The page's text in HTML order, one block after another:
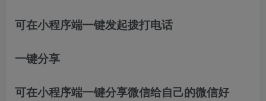
可在小程序端一键发起拨打电话
一键分享
可在小程序端一键分享微信给自己的微信好